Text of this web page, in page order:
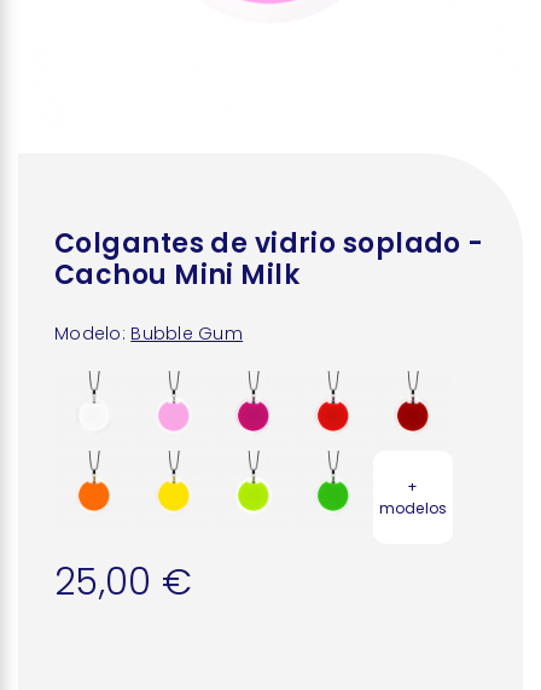
Colgantes de vidrio soplado -
Cachou Mini Milk
Modelo: Bubble Gum
+
modelos
25,00 €